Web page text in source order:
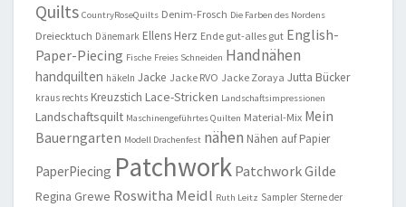
Quilts CountryRoseQuilts Denim-Frosch Die Farben des Nordens
Dreiecktuch Dänemark Ellens Herz Ende gut-alles gut English-
Paper-Piecing Fische Freies Schneiden Handnähen
handquilten häkeln Jacke Jacke RVO Jacke Zoraya Jutta Bücker
kraus rechts Kreuzstich Lace-Stricken Landschaftsimpressionen
Landschaftsquilt Maschinengeführtes Quilten Material-Mix Mein
Bauerngarten Modell Drachenfest nähen Nähen auf Papier
PaperPiecing Patchwork Patchwork Gilde
Regina Grewe Roswitha Meidl Ruth Leitz Sampler Sterne der